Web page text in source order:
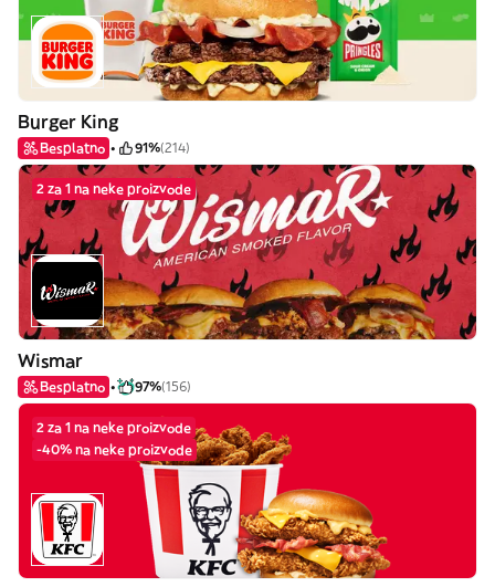
Burger King
Besplatno 91%(214)
2 za 1 na neke proizvode
Wismar
Besplatno 97%(156)
2 za 1 na neke proizvode
-40% na neke proizvode